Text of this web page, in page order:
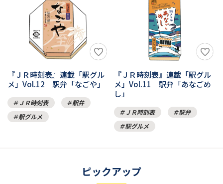
『ＪＲ時刻表』連載「駅グル
メ」Vol.12 駅弁「なごや」
ＪＲ時刻表
駅弁
駅グルメ
『ＪＲ時刻表』連載「駅グル
メ」Vol.11 駅弁「あなごめ
し」
ＪＲ時刻表
駅弁
駅グルメ
ピックアップ